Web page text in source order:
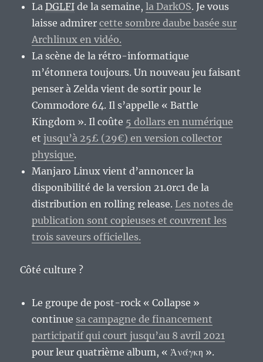
LaDGLFI de la semaine,la DarkOS. Je vous
laisse admirercette sombre daube basée sur
Archlinux en vidéo.
La scène de la rétro-informatique
m’étonnera toujours. Un nouveau jeu faisant
penser à Zelda vient de sortir pour le
Commodore 64. Il s’appelle « Battle
Kingdom ». Il coûte 5 dollars en numérique
etjusqu’à 25£ (29€) en version collector
physique.
Manjaro Linux vient d’annoncer la
disponibilité de la version 21.0rc1 de la
distribution en rolling release. Les notes de
publication sont copieuses et couvrent les
trois saveurs officielles.
Côté culture ?
Le groupe de post-rock « Collapse »
continue sa campagne de financement
participatif qui court jusqu’au 8 avril 2021
pour leur quatrième album, « Ἀνάγκη ».